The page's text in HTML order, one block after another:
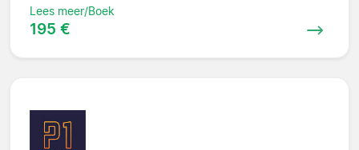
Lees meer/Boek
195 €